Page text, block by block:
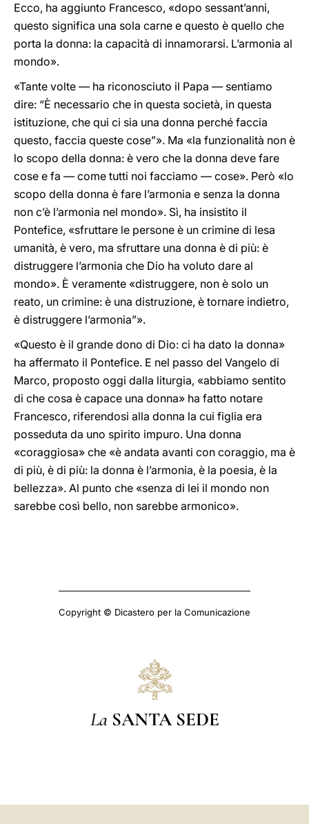
Ecco, ha aggiunto Francesco, «dopo sessant’anni,
questo significa una sola carne e questo è quello che
porta la donna: la capacità di innamorarsi. L’armonia al
mondo».
«Tante volte — ha riconosciuto il Papa — sentiamo
dire: “È necessario che in questa società, in questa
istituzione, che qui ci sia una donna perché faccia
questo, faccia queste cose”». Ma «la funzionalità non è
lo scopo della donna: è vero che la donna deve fare
cose e fa — come tutti noi facciamo — cose». Però «lo
scopo della donna è fare l’armonia e senza la donna
non c’è l’armonia nel mondo». Sì, ha insistito il
Pontefice, «sfruttare le persone è un crimine di lesa
umanità, è vero, ma sfruttare una donna è di più: è
distruggere l’armonia che Dio ha voluto dare al
mondo». È veramente «distruggere, non è solo un
reato, un crimine: è una distruzione, è tornare indietro,
è distruggere l’armonia”».
«Questo è il grande dono di Dio: ci ha dato la donna»
ha affermato il Pontefice. E nel passo del Vangelo di
Marco, proposto oggi dalla liturgia, «abbiamo sentito
di che cosa è capace una donna» ha fatto notare
Francesco, riferendosi alla donna la cui figlia era
posseduta da uno spirito impuro. Una donna
«coraggiosa» che «è andata avanti con coraggio, ma è
di più, è di più: la donna è l’armonia, è la poesia, è la
bellezza». Al punto che «senza di lei il mondo non
sarebbe così bello, non sarebbe armonico».
Copyright © Dicastero per la Comunicazione
La SANTA SEDE